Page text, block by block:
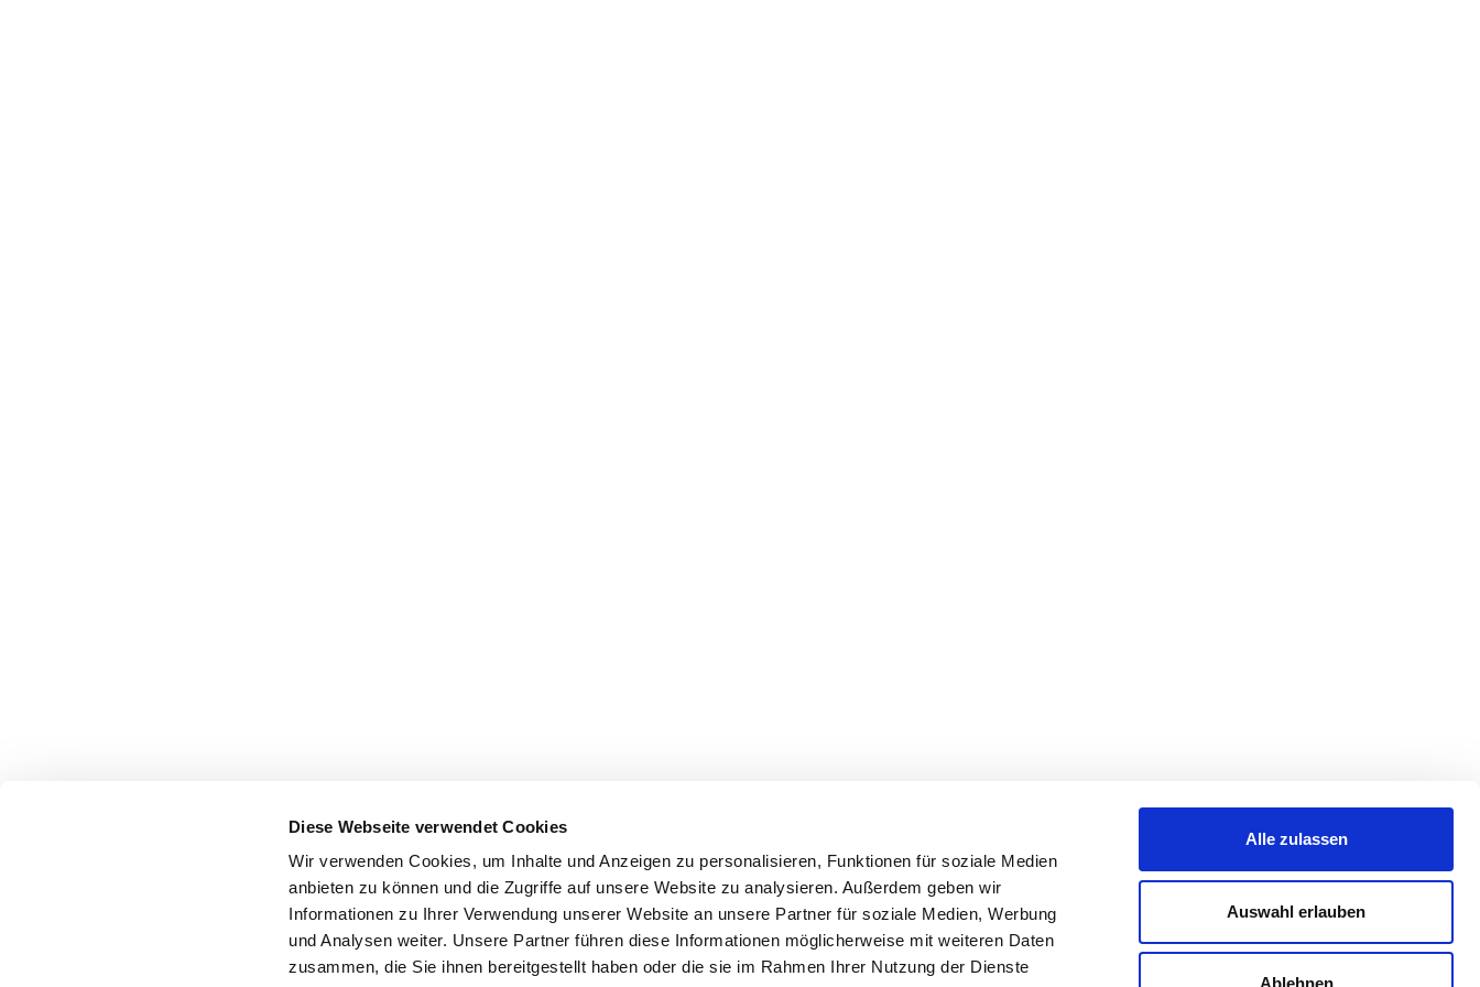
Diese Webseite verwendet Cookies
Wir verwenden Cookies, um Inhalte und Anzeigen zu personalisieren, Funktionen für soziale Medien
anbieten zu können und die Zugriffe auf unsere Website zu analysieren. Außerdem geben wir
Informationen zu Ihrer Verwendung unserer Website an unsere Partner für soziale Medien, Werbung
und Analysen weiter. Unsere Partner führen diese Informationen möglicherweise mit weiteren Daten
zusammen, die Sie ihnen bereitgestellt haben oder die sie im Rahmen Ihrer Nutzung der Dienste
Alle zulassen
Auswahl erlauben
Ablehnen